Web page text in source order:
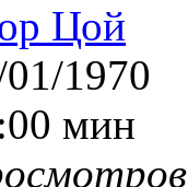
Цой
1970
мин